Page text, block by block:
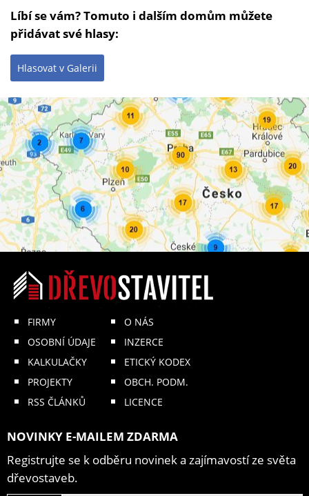
Líbí se vám? Tomuto i dalším domům můžete
přidávat své hlasy:
Hlasovat v Galerii
FIRMY
OSOBNÍ ÚDAJE
KALKULAČKY
PROJEKTY
RSS ČLÁNKŮ
O NÁS
INZERCE
ETICKÝ KODEX
OBCH. PODM.
LICENCE
NOVINKY E-MAILEM ZDARMA
Registrujte se k odběru novinek a zajímavostí ze světa
dřevostaveb.